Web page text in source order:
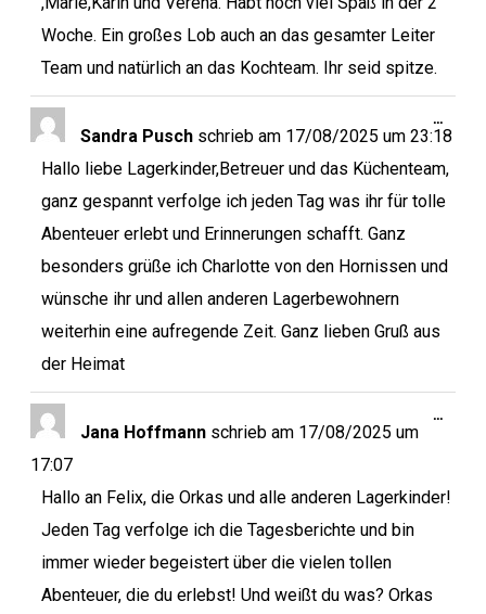
Woche. Ein großes Lob auch an das gesamter Leiter
Team und natürlich an das Kochteam. Ihr seid spitze.
Sandra Pusch schrieb am17/08/2025 um 23:18
Hallo liebe Lagerkinder,Betreuer und das Küchenteam,
ganz gespannt verfolge ich jeden Tag was ihr für tolle
Abenteuer erlebt und Erinnerungen schafft. Ganz
besonders grüße ich Charlotte von den Hornissen und
wünsche ihr und allen anderen Lagerbewohnern
weiterhin eine aufregende Zeit. Ganz lieben Gruß aus
der Heimat
…
Jana Hoffmann schrieb am17/08/2025 um
17:07
Hallo an Felix, die Orkas und alle anderen Lagerkinder!
Jeden Tag verfolge ich die Tagesberichte und bin
immer wieder begeistert über die vielen tollen
Abenteuer, die du erlebst! Und weißt du was? Orkas
…